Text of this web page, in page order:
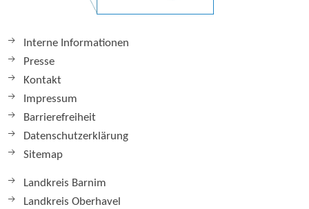
Interne Informationen
Presse
Kontakt
Impressum
Barrierefreiheit
Datenschutzerklärung
Sitemap
Landkreis Barnim
Landkreis Oberhavel